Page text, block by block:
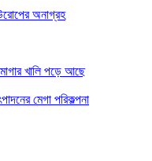
অনাগ্রহ
খালি পড়ে আছে
মেগা পরিকল্পনা